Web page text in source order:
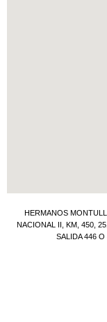
HERMANOS
NACIONAL II, KM, 450,
SALIDA 446 O